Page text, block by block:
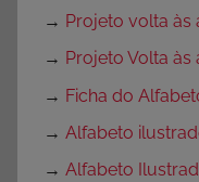
→ Projeto volta às
→ Projeto Volta
→ Ficha do
→ Alfabeto
→ Alfabeto